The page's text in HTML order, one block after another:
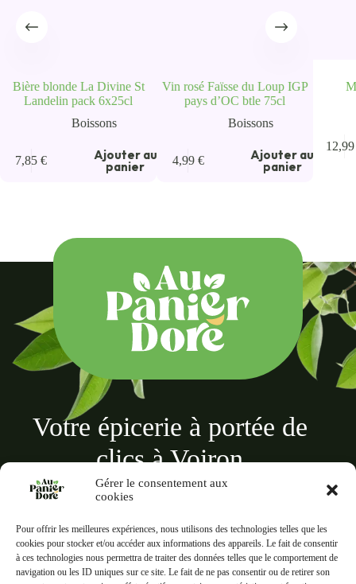
Gérer le consentement aux
cookies
Pour offrir les meilleures expériences, nous utilisons des technologies telles que les
cookies pour stocker et/ou accéder aux informations des appareils. Le fait de consentir
à ces technologies nous permettra de traiter des données telles que le comportement de
navigation ou les ID uniques sur ce site. Le fait de ne pas consentir ou de retirer son
Bière blonde La Divine St
Landelin pack 6x25cl
Boissons
7,85€ Ajouter au
panier
Vin rosé Faïsse du Loup IGP
pays d’OC btle 75cl
Boissons
4,99 € Ajouter au
panier
Votre épicerie à portée de
clics à Voiron
Au panier doré
18 Rue des Terreaux, 38500 Voiron